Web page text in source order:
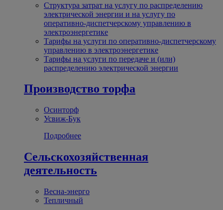
Структура затрат на услугу по распределению
электрической энергии и на услугу по
оперативно-диспетчерскому управлению в
электроэнергетике
Тарифы на услуги по оперативно-диспетчерскому
управлению в электроэнергетике
Тарифы на услуги по передаче и (или)
распределению электрической энергии
Производство торфа
Осинторф
Усвиж-Бук
Подробнее
Сельскохозяйственная
деятельность
Весна-энерго
Тепличный